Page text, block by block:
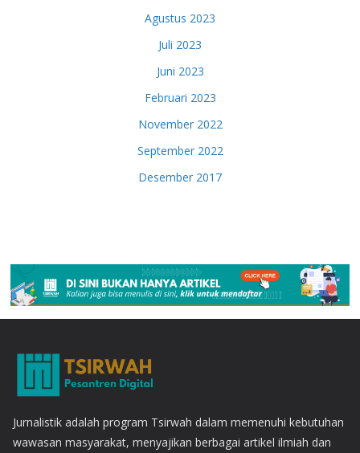
Agustus 2023
Juli 2023
Juni 2023
Februari 2023
November 2022
September 2022
Desember 2017
Jurnalistik adalah program Tsirwah dalam memenuhi kebutuhan
wawasan masyarakat, menyajikan berbagai artikel ilmiah dan